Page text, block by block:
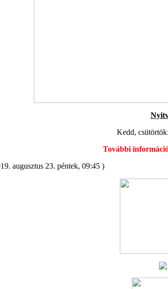
Kedd,
További
augusztus 23. péntek, 09:45 )